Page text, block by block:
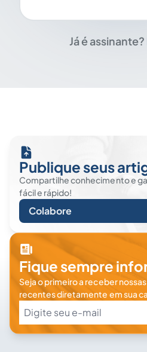
Já é assinante?
Publique seus
Compartilhe conhecimento e
fácil e rápido!
Colabore
Fique sempre
Seja o primeiro a receber
recentes diretamente em sua